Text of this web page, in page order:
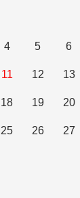
4 5 6
11 12 13
18 19 20
25 26 27